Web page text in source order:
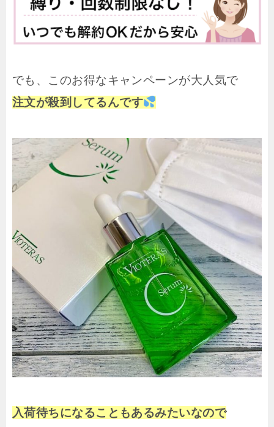
でも、このお得なキャンペーンが大人気で
注文が殺到 してるんです
入荷待ちになることもあるみたいなので